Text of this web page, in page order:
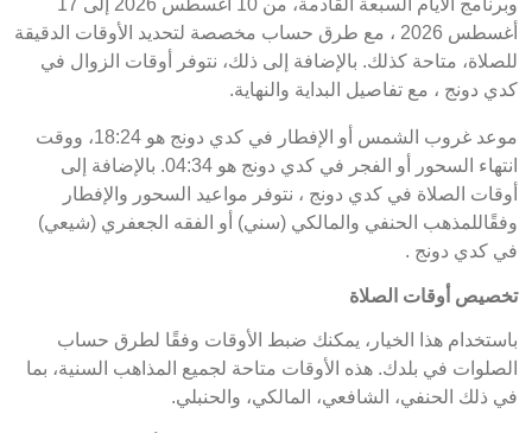
وبرنامج الأيام السبعة القادمة، من 10 أغسطس 2026 إلى 17
أغسطس 2026 ، مع طرق حساب مخصصة لتحديد الأوقات الدقيقة
للصلاة، متاحة كذلك. بالإضافة إلى ذلك، نتوفر أوقات الزوال في
كدي دونج ، مع تفاصيل البداية والنهاية.
موعد غروب الشمس أو الإفطار في كدي دونج هو 18:24، ووقت
انتهاء السحور أو الفجر في كدي دونج هو 04:34. بالإضافة إلى
أوقات الصلاة في كدي دونج ، نتوفر مواعيد السحور والإفطار
وفقًاللمذهب الحنفي والمالكي (سني) أو الفقه الجعفري (شيعي)
في كدي دونج .
تخصيص أوقات الصلاة
باستخدام هذا الخيار، يمكنك ضبط الأوقات وفقًا لطرق حساب
الصلوات في بلدك. هذه الأوقات متاحة لجميع المذاهب السنية، بما
في ذلك الحنفي، الشافعي، المالكي، والحنبلي.